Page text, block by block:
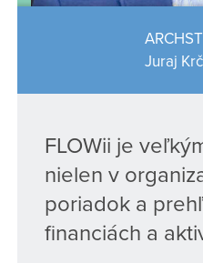
Juraj Krč
FLOWii je
nielen v
poriadok a
financiách a